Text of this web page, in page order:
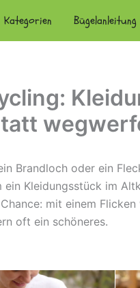
Kategorien Bügelanleitung
Brandloch oder ein
Kleidungsstück im
mit einem
oft ein schöneres.